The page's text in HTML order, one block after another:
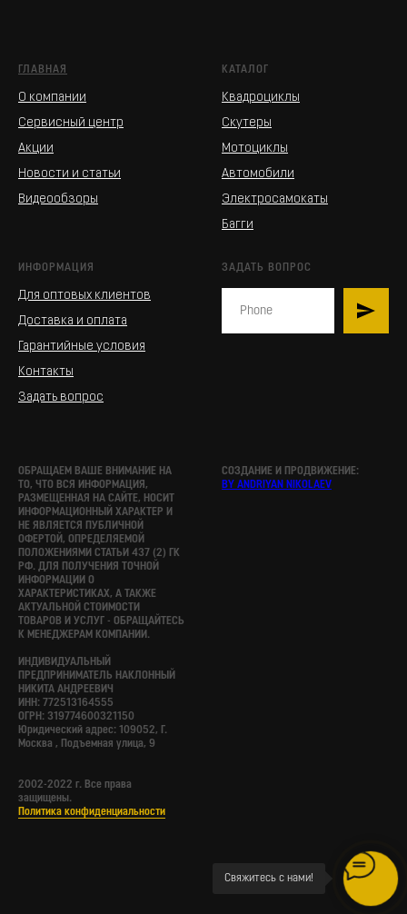
Свяжитесь с нами!
ГЛАВНАЯ
О компании
Сервисный центр
Акции
Новости и статьи
Видеообзоры
КАТАЛОГ
Квадроциклы
Скутеры
Мотоциклы
Автомобили
Электросамокаты
Багги
ИНФОРМАЦИЯ
Для оптовых клиентов
Доставка и оплата
Гарантийные условия
Контакты
Задать вопрос
ЗАДАТЬ ВОПРОС
ОБРАЩАЕМ ВАШЕ ВНИМАНИЕ НА
ТО, ЧТО ВСЯ ИНФОРМАЦИЯ,
РАЗМЕЩЕННАЯ НА САЙТЕ, НОСИТ
ИНФОРМАЦИОННЫЙ ХАРАКТЕР И
НЕ ЯВЛЯЕТСЯ ПУБЛИЧНОЙ
ОФЕРТОЙ, ОПРЕДЕЛЯЕМОЙ
ПОЛОЖЕНИЯМИ СТАТЬИ 437 (2) ГК
РФ. ДЛЯ ПОЛУЧЕНИЯ ТОЧНОЙ
ИНФОРМАЦИИ О
ХАРАКТЕРИСТИКАХ, А ТАКЖЕ
АКТУАЛЬНОЙ СТОИМОСТИ
ТОВАРОВ И УСЛУГ - ОБРАЩАЙТЕСЬ
К МЕНЕДЖЕРАМ КОМПАНИИ.
ИНДИВИДУАЛЬНЫЙ
ПРЕДПРИНИМАТЕЛЬ НАКЛОННЫЙ
НИКИТА АНДРЕЕВИЧ
ИНН: 772513164555
ОГРН: 319774600321150
Юридический адрес: 109052, Г.
Москва , Подъемная улица, 9
2002-2022 г. Все права
защищены.
Политика конфиденциальности
СОЗДАНИЕ И ПРОДВИЖЕНИЕ:
BY ANDRIYAN NIKOLAEV